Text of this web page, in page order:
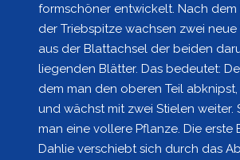
formschöner entwickelt. Nach dem
der Triebspitze wachsen zwei
aus der Blattachsel der beiden
liegenden Blätter. Das bedeutet:
dem man den oberen Teil
und wächst mit zwei Stielen weiter.
man eine vollere Pflanze. Die erste
Dahlie verschiebt sich durch das